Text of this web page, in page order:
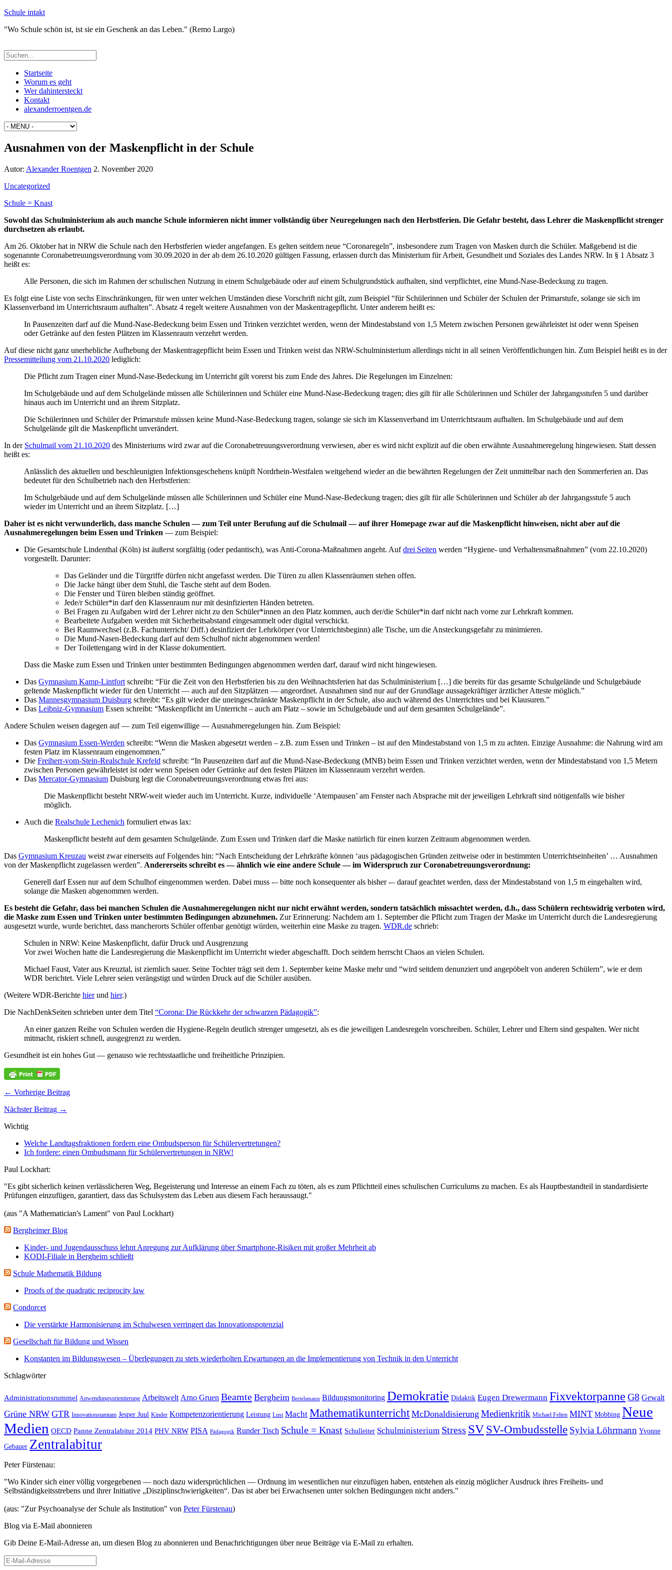
Schule intakt
"Wo Schule schön ist, ist sie ein Geschenk an das Leben." (Remo Largo)
Startseite
Worum es geht
Wer dahintersteckt
Kontakt
alexanderroentgen.de
Ausnahmen von der Maskenpflicht in der Schule
Autor: Alexander Roentgen 2. November 2020
Uncategorized
Schule = Knast
Sowohl das Schulministerium als auch manche Schule informieren nicht immer vollständig über Neuregelungen nach den Herbstferien. Die Gefahr besteht, dass Lehrer die Maskenpflicht strenger
durchsetzen als erlaubt.
Am 26. Oktober hat in NRW die Schule nach den Herbstferien wieder angefangen. Es gelten seitdem neue “Coronaregeln”, insbesondere zum Tragen von Masken durch die Schüler. Maßgebend ist die
sogenannte Coronabetreuungsverordnung vom 30.09.2020 in der ab dem 26.10.2020 gültigen Fassung, erlassen durch das Ministerium für Arbeit, Gesundheit und Soziales des Landes NRW. In § 1 Absatz 3
heißt es:
Alle Personen, die sich im Rahmen der schulischen Nutzung in einem Schulgebäude oder auf einem Schulgrundstück aufhalten, sind verpflichtet, eine Mund-Nase-Bedeckung zu tragen.
Es folgt eine Liste von sechs Einschränkungen, für wen unter welchen Umständen diese Vorschrift nicht gilt, zum Beispiel “für Schülerinnen und Schüler der Schulen der Primarstufe, solange sie sich im
Klassenverband im Unterrichtsraum aufhalten”. Absatz 4 regelt weitere Ausnahmen von der Maskentragepflicht. Unter anderem heißt es:
In Pausenzeiten darf auf die Mund-Nase-Bedeckung beim Essen und Trinken verzichtet werden, wenn der Mindestabstand von 1,5 Metern zwischen Personen gewährleistet ist oder wenn Speisen
oder Getränke auf den festen Plätzen im Klassenraum verzehrt werden.
Auf diese nicht ganz unerhebliche Aufhebung der Maskentragepflicht beim Essen und Trinken weist das NRW-Schulministerium allerdings nicht in all seinen Veröffentlichungen hin. Zum Beispiel heißt es in der
Pressemitteilung vom 21.10.2020 lediglich:
Die Pflicht zum Tragen einer Mund-Nase-Bedeckung im Unterricht gilt vorerst bis zum Ende des Jahres. Die Regelungen im Einzelnen:
Im Schulgebäude und auf dem Schulgelände müssen alle Schülerinnen und Schüler eine Mund-Nase-Bedeckung tragen; dies gilt für alle Schülerinnen und Schüler der Jahrgangsstufen 5 und darüber
hinaus auch im Unterricht und an ihrem Sitzplatz.
Die Schülerinnen und Schüler der Primarstufe müssen keine Mund-Nase-Bedeckung tragen, solange sie sich im Klassenverband im Unterrichtsraum aufhalten. Im Schulgebäude und auf dem
Schulgelände gilt die Maskenpflicht unverändert.
In der Schulmail vom 21.10.2020 des Ministeriums wird zwar auf die Coronabetreuungsverordnung verwiesen, aber es wird nicht explizit auf die oben erwähnte Ausnahmeregelung hingewiesen. Statt dessen
heißt es:
Anlässlich des aktuellen und beschleunigten Infektionsgeschehens knüpft Nordrhein-Westfalen weitgehend wieder an die bewährten Regelungen der Zeit unmittelbar nach den Sommerferien an. Das
bedeutet für den Schulbetrieb nach den Herbstferien:
Im Schulgebäude und auf dem Schulgelände müssen alle Schülerinnen und Schüler eine Mund-Nase-Bedeckung tragen; dies gilt für alle Schülerinnen und Schüler ab der Jahrgangsstufe 5 auch
wieder im Unterricht und an ihrem Sitzplatz. […]
Daher ist es nicht verwunderlich, dass manche Schulen — zum Teil unter Berufung auf die Schulmail — auf ihrer Homepage zwar auf die Maskenpflicht hinweisen, nicht aber auf die
Ausnahmeregelungen beim Essen und Trinken — zum Beispiel:
Die Gesamtschule Lindenthal (Köln) ist äußerst sorgfältig (oder pedantisch), was Anti-Corona-Maßnahmen angeht. Aufdrei Seiten werden “Hygiene- und Verhaltensmaßnahmen” (vom 22.10.2020)
vorgestellt. Darunter:
Das Geländer und die Türgriffe dürfen nicht angefasst werden. Die Türen zu allen Klassenräumen stehen offen.
Die Jacke hängt über dem Stuhl, die Tasche steht auf dem Boden.
Die Fenster und Türen bleiben ständig geöffnet.
Jede/r Schüler*in darf den Klassenraum nur mit desinfizierten Händen betreten.
Bei Fragen zu Aufgaben wird der Lehrer nicht zu den Schüler*innen an den Platz kommen, auch der/die Schüler*in darf nicht nach vorne zur Lehrkraft kommen.
Bearbeitete Aufgaben werden mit Sicherheitsabstand eingesammelt oder digital verschickt.
Bei Raumwechsel (z.B. Fachunterricht/ Diff.) desinfiziert der Lehrkörper (vor Unterrichtsbeginn) alle Tische, um die Ansteckungsgefahr zu minimieren.
Die Mund-Nasen-Bedeckung darf auf dem Schulhof nicht abgenommen werden!
Der Toilettengang wird in der Klasse dokumentiert.
Dass die Maske zum Essen und Trinken unter bestimmten Bedingungen abgenommen werden darf, darauf wird nicht hingewiesen.
Das Gymnasium Kamp-Lintfort schreibt: “Für die Zeit von den Herbstferien bis zu den Weihnachtsferien hat das Schulministerium […] die bereits für das gesamte Schulgelände und Schulgebäude
geltende Maskenpflicht wieder für den Unterricht — auch auf den Sitzplätzen — angeordnet. Ausnahmen sind nur auf der Grundlage aussagekräftiger ärztlicher Atteste möglich.”
Das Mannesgymnasium Duisburg schreibt: “Es gilt wieder die uneingeschränkte Maskenpflicht in der Schule, also auch während des Unterrichtes und bei Klausuren.”
Das Leibniz-Gymnasium Essen schreibt: “Maskenpflicht im Unterricht – auch am Platz – sowie im Schulgebäude und auf dem gesamten Schulgelände”.
Andere Schulen weisen dagegen auf — zum Teil eigenwillige — Ausnahmeregelungen hin. Zum Beispiel:
Das Gymnasium Essen-Werden schreibt: “Wenn die Masken abgesetzt werden – z.B. zum Essen und Trinken – ist auf den Mindestabstand von 1,5 m zu achten. Einzige Ausnahme: die Nahrung wird am
festen Platz im Klassenraum eingenommen.”
Die Freiherr-vom-Stein-Realschule Krefeld schreibt: “In Pausenzeiten darf auf die Mund-Nase-Bedeckung (MNB) beim Essen und Trinken verzichtet werden, wenn der Mindestabstand von 1,5 Metern
zwischen Personen gewährleistet ist oder wenn Speisen oder Getränke auf den festen Plätzen im Klassenraum verzehrt werden.
Das Mercator-Gymnasium Duisburg legt die Coronabetreuungsverordnung etwas frei aus:
Die Maskenpflicht besteht NRW-weit wieder auch im Unterricht. Kurze, individuelle ‘Atempausen’ am Fenster nach Absprache mit der jeweiligen Lehrkraft sind nötigenfalls wie bisher
möglich.
Auch die Realschule Lechenich formuliert etwas lax:
Maskenpflicht besteht auf dem gesamten Schulgelände. Zum Essen und Trinken darf die Maske natürlich für einen kurzen Zeitraum abgenommen werden.
Das Gymnasium Kreuzau weist zwar einerseits auf Folgendes hin: “Nach Entscheidung der Lehrkräfte können ‘aus pädagogischen Gründen zeitweise oder in bestimmten Unterrichtseinheiten’ … Ausnahmen
von der Maskenpflicht zugelassen werden”. Andererseits schreibt es — ähnlich wie eine andere Schule — im Widerspruch zur Coronabetreuungsverordnung:
Generell darf Essen nur auf dem Schulhof eingenommen werden. Dabei muss -– bitte noch konsequenter als bisher -– darauf geachtet werden, dass der Mindestabstand von 1,5 m eingehalten wird,
solange die Masken abgenommen werden.
Es besteht die Gefahr, dass bei manchen Schulen die Ausnahmeregelungen nicht nur nicht erwähnt werden, sondern tatsächlich missachtet werden, d.h., dass Schülern rechtswidrig verboten wird,
die Maske zum Essen und Trinken unter bestimmten Bedingungen abzunehmen. Zur Erinnerung: Nachdem am 1. September die Pflicht zum Tragen der Maske im Unterricht durch die Landesregierung
ausgesetzt wurde, wurde berichtet, dass mancherorts Schüler offenbar genötigt würden, weiterhin eine Maske zu tragen. WDR.de schrieb:
Schulen in NRW: Keine Maskenpflicht, dafür Druck und Ausgrenzung
Vor zwei Wochen hatte die Landesregierung die Maskenpflicht im Unterricht wieder abgeschafft. Doch seitdem herrscht Chaos an vielen Schulen.
Michael Faust, Vater aus Kreuztal, ist ziemlich sauer. Seine Tochter trägt seit dem 1. September keine Maske mehr und “wird seitdem denunziert und angepöbelt von anderen Schülern”, wie er dem
WDR berichtet. Viele Lehrer seien verängstigt und würden Druck auf die Schüler ausüben.
(Weitere WDR-Berichte hierund hier.)
Die NachDenkSeiten schrieben unter dem Titel “Corona: Die Rückkehr der schwarzen Pädagogik”:
An einer ganzen Reihe von Schulen werden die Hygiene-Regeln deutlich strenger umgesetzt, als es die jeweiligen Landesregeln vorschreiben. Schüler, Lehrer und Eltern sind gespalten. Wer nicht
mitmacht, riskiert schnell, ausgegrenzt zu werden.
Gesundheit ist ein hohes Gut — genauso wie rechtsstaatliche und freiheitliche Prinzipien.
← Vorherige Beitrag
Nächster Beitrag →
Wichtig
Welche Landtagsfraktionen fordern eine Ombudsperson für Schülervertretungen?
Ich fordere: einen Ombudsmann für Schülervertretungen in NRW!
Paul Lockhart:
"Es gibt sicherlich keinen verlässlicheren Weg, Begeisterung und Interesse an einem Fach zu töten, als es zum Pflichtteil eines schulischen Curriculums zu machen. Es als Hauptbestandteil in standardisierte
Prüfungen einzufügen, garantiert, dass das Schulsystem das Leben aus diesem Fach heraussaugt."
(aus "A Mathematician's Lament" von Paul Lockhart)
Bergheimer Blog
Kinder- und Jugendausschuss lehnt Anregung zur Aufklärung über Smartphone-Risiken mit großer Mehrheit ab
KODI-Filiale in Bergheim schließt
Schule Mathematik Bildung
Proofs of the quadratic reciprocity law
Condorcet
Die verstärkte Harmonisierung im Schulwesen verringert das Innovationspotenzial
Gesellschaft für Bildung und Wissen
Konstanten im Bildungswesen – Überlegungen zu stets wiederholten Erwartungen an die Implementierung von Technik in den Unterricht
Schlagwörter
Administrationsrummel Anwendungsorientierung Arbeitswelt Arno Gruen Beamte Bergheim Bertelsmann Bildungsmonitoring Demokratie Didaktik Eugen Drewermann Fixvektorpanne G8 Gewalt
Grüne NRW GTR Innovationstamtam Jesper Juul Kinder Kompetenzorientierung Leistung Lust Macht Mathematikunterricht McDonaldisierung Medienkritik Michael Felten MINT Mobbing Neue
Medien OECD Panne Zentralabitur 2014 PHV NRW PISA Pädagogik Runder Tisch Schule = Knast Schulleiter Schulministerium Stress SV SV-Ombudsstelle Sylvia Löhrmann Yvonne
Gebauer Zentralabitur
Peter Fürstenau:
"Wo Kinder sich einer völlig vorgegebenen — noch dazu widersprüchlichen — Ordnung im wesentlichen nur einzufügen haben, entstehen als einzig möglicher Ausdruck ihres Freiheits- und
Selbständigkeitsstrebens und ihrer Initiative „Disziplinschwierigkeiten“. Das ist aber bei Erwachsenen unter solchen Bedingungen nicht anders."
(aus: "Zur Psychoanalyse der Schule als Institution" von Peter Fürstenau)
Blog via E-Mail abonnieren
Gib Deine E-Mail-Adresse an, um diesen Blog zu abonnieren und Benachrichtigungen über neue Beiträge via E-Mail zu erhalten.
E-
Mail-